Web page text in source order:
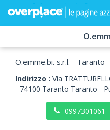
O.emme.bi. s.r.l. - Taranto
Indirizzo : Via
- 74100 Taranto Taranto -
0997301061